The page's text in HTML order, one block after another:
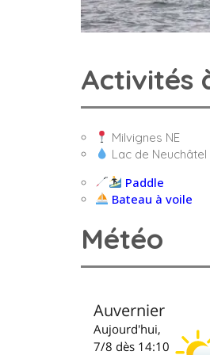
Activités
Milvignes NE
Lac de Neuchâtel
Paddle
Bateau à voile
Météo